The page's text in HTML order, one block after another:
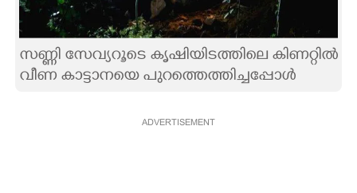
സണ്ണി സേവ്യറൂടെ കൃഷിയിടത്തിലെ കിണറ്റിൽ
വീണ കാട്ടാനയെ പുറത്തെത്തിച്ചപ്പോൾ
ADVERTISEMENT